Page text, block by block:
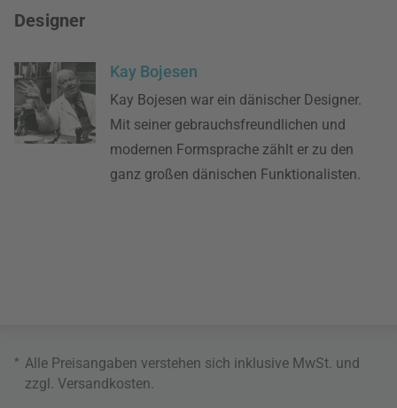
Designer
Kay Bojesen
Kay Bojesen war ein dänischer Designer.
Mit seiner gebrauchsfreundlichen und
modernen Formsprache zählt er zu den
ganz großen dänischen Funktionalisten.
* Alle Preisangaben verstehen sich inklusive MwSt. und
zzgl. Versandkosten.